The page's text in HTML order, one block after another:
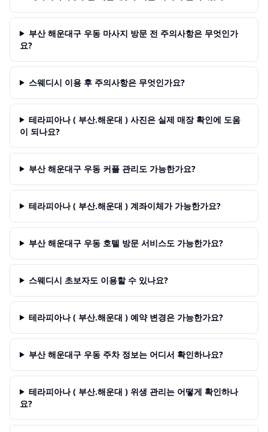
부산 해운대구 우동 마사지 방문 전 주의사항은 무엇인가
요?
스웨디시 이용 후 주의사항은 무엇인가요?
테라피아나 ( 부산.해운대 ) 사진은 실제 매장 확인에 도움
이 되나요?
부산 해운대구 우동 커플 관리도 가능한가요?
테라피아나 ( 부산.해운대 ) 계좌이체가 가능한가요?
부산 해운대구 우동 호텔 방문 서비스도 가능한가요?
스웨디시 초보자도 이용할 수 있나요?
테라피아나 ( 부산.해운대 ) 예약 변경은 가능한가요?
부산 해운대구 우동 주차 정보는 어디서 확인하나요?
테라피아나 ( 부산.해운대 ) 위생 관리는 어떻게 확인하나
요?